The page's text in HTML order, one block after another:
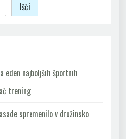
Išči
eden najboljših športnih
trening
spremenilo v družinsko